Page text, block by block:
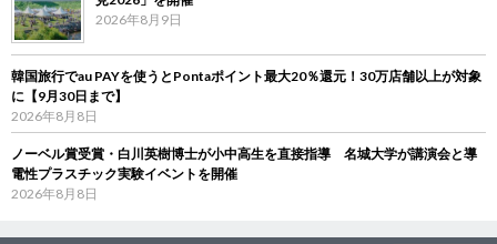
2026年8月9日
韓国旅行でau PAYを使うとPontaポイント最大20％還元！30万店舗以上が対象
に【9月30日まで】
2026年8月8日
ノーベル賞受賞・白川英樹博士が小中高生を直接指導 名城大学が講演会と導
電性プラスチック実験イベントを開催
2026年8月8日